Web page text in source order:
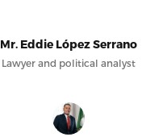
Mr. Eddie López Serrano
Lawyer and political analyst